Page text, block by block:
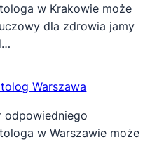
w Krakowie może
dla zdrowia jamy
Warszawa
odpowiedniego
w Warszawie może